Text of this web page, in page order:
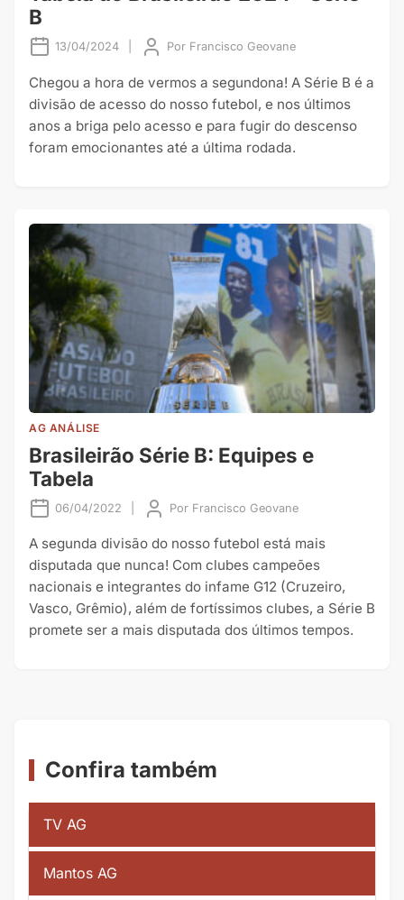
B
13/04/2024 Por Francisco Geovane
Chegou a hora de vermos a segundona! A Série B é a
divisão de acesso do nosso futebol, e nos últimos
anos a briga pelo acesso e para fugir do descenso
foram emocionantes até a última rodada.
AG ANÁLISE
Brasileirão Série B: Equipes e
Tabela
06/04/2022 Por Francisco Geovane
A segunda divisão do nosso futebol está mais
disputada que nunca! Com clubes campeões
nacionais e integrantes do infame G12 (Cruzeiro,
Vasco, Grêmio), além de fortíssimos clubes, a Série B
promete ser a mais disputada dos últimos tempos.
Confira também
TV AG
Mantos AG